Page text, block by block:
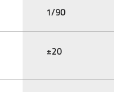
1/90
±20